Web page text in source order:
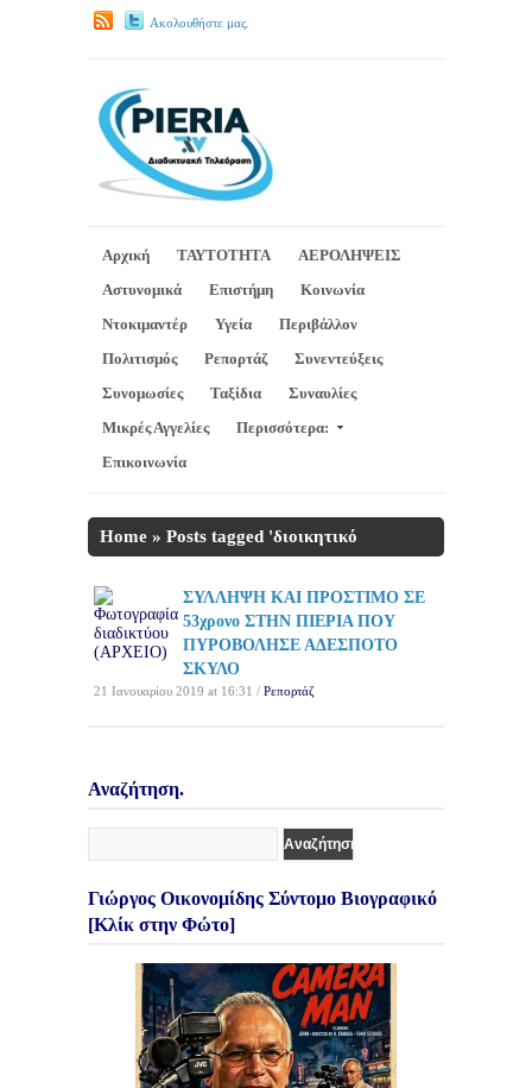
Ακολουθήστε μας.
Αρχική ΤΑΥΤΟΤΗΤΑ
ΑΕΡΟΛΗΨΕΙΣ
Αστυνομικά
Επιστήμη
Κοινωνία
Ντοκιμαντέρ
Υγεία
Περιβάλλον
Πολιτισμός
Ρεπορτάζ
Συνεντεύξεις
Συνομωσίες
Ταξίδια
Συναυλίες
Μικρές Αγγελίες
Περισσότερα:
Επικοινωνία
Home » Posts tagged 'διοικητικό
ΣΥΛΛΗΨΗ ΚΑΙ ΠΡΟΣΤΙΜΟ ΣΕ
53χρονο ΣΤΗΝ ΠΙΕΡΙΑ ΠΟΥ
ΠΥΡΟΒΟΛΗΣΕ ΑΔΕΣΠΟΤΟ
ΣΚΥΛΟ
21 Ιανουαρίου 2019 at 16:31 / Ρεπορτάζ
Αναζήτηση.
Γιώργος Οικονομίδης Σύντομο Βιογραφικό
[Κλίκ στην Φώτο]